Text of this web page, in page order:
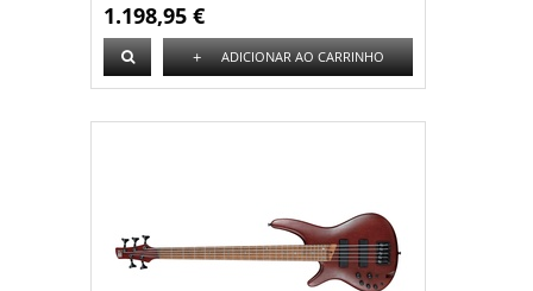
1.198,95 €
+ ADICIONAR AO CARRINHO